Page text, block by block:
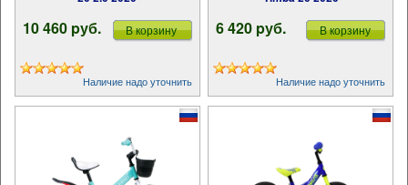
10 460 pуб. В корзину
Наличие надо уточнить
6 420 pуб. В корзину
Наличие надо уточнить